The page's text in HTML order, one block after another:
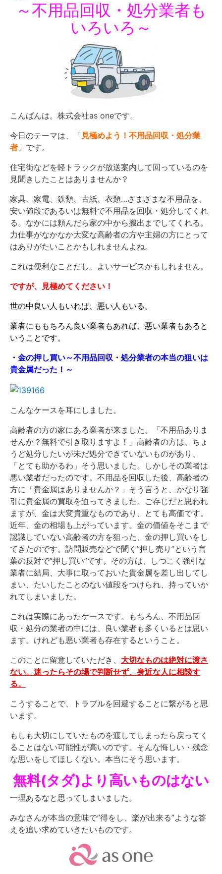
～不用品回収・処分業者も
いろいろ～
こんばんは。株式会社as oneです。
今日のテーマは、「 見極めよう！不用品回収・処分業
者 」です。
住宅街などを軽トラックが放送案内して回っているのを
見聞きしたことはありませんか？
家具、家電、鉄類、古紙、衣類…さまざまな不用品を、
安い値段であるいは無料で不用品を回収・処分してくれ
る。なかには頼んだら家の中から搬出までしてくれる。
力仕事がなかなか大変な高齢者の方や主婦の方にとって
はありがたいことかもしれませんよね。
これは便利なことだし、よいサービスかもしれません。
ですが、見極めてください！
世の中良い人もいれば、悪い人もいる。
業者にももちろん良い業者もあれば、悪い業者もあると
いうことです。
・金の押し買い～不用品回収・処分業者の本当の狙いは
貴金属だった！～
こんなケースを耳にしました。
高齢者の方の家にある業者が来ました。「不用品ありま
せんか？無料で引き取りますよ！」高齢者の方は、ちょ
うど処分したいが未だ処分できていないものがあり、
「とても助かるわ」そう思いました。しかしその業者は
悪い業者だったのです。不用品を回収した後、高齢者の
方に「貴金属はありませんか？」そう言うと、かなり強
引に貴金属の買取を迫ってきました。ご存じだと思われ
ますが、金は大変貴重なものであり、とても高価です。
近年、金の相場も上がっています。金の価値をそこまで
認識していない高齢者の方を狙った、金の押し買いをし
てきたのです。訪問販売などで聞く”押し売り”という言
葉の反対で”押し買い”です。その方は、しつこく強引な
業者に結局、大事に取っておいた貴金属を差し出してし
まい、たいしたことのない値段をつけられ、持っていか
れてしまいました。
これは実際にあったケースです。もちろん、不用品回
収・処分の業者の中には、良い業者も多くいるとは思い
ます。けれども悪い業者も存在するということ。
このことに留意していただき、 大切なものは絶対に渡さ
ない。迷ったらその場で判断せず、身近な人に相談す
る。
こうすることで、トラブルを回避することに繋がると思
います。
もしも大切にしていたものを渡してしまったら戻ってく
ることはない可能性が高いのです。そんな悔しい・残念
な思いをしてほしくない。本当にそう思います。
無料(タダ)より高いものはない
一理あるなと思ってしまいました。
みなさんが本当の意味で”得をし、楽が出来る”ような答
えを追い求めていきたいものです。